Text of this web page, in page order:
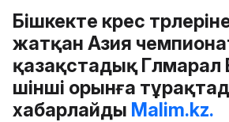
Бішкекте күрес
жатқан Азия
қазақстадық Гүлмарал
үшінші орынға
хабарлайды Malim.kz.